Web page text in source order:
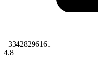
+33428296161
4.8